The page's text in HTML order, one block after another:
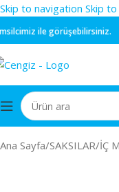
Skip to navigation Skip
ile görüşebilirsiniz.
Ana Sayfa/SAKSILAR/İÇ